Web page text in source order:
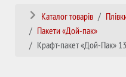
Каталог товарів
Пакети «Дой-пак»
Крафт-пакет «Дой-Пак»